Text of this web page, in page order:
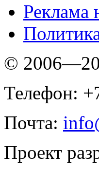
Реклама
©
Телефон:
Почта:
Проект